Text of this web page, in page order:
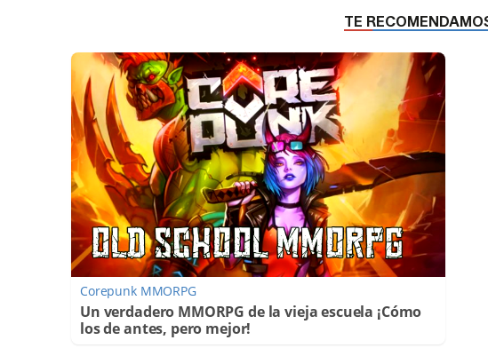
Corepunk MMORPG
Un verdadero MMORPG de la vieja escuela ¡Cómo
los de antes, pero mejor!